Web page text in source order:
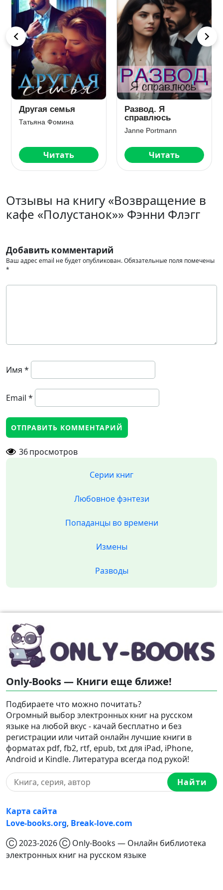
Другая семья
Татьяна Фомина
Читать
Развод. Я
справлюсь
Janne Portmann
Читать
Отзывы на книгу «Возвращение в
кафе «Полустанок»» Фэнни Флэгг
Добавить комментарий
Ваш адрес email не будет опубликован.Обязательные поля помечены
*
Имя *
Email *
36просмотров
Серии книг
Любовное фэнтези
Попаданцы во времени
Измены
Разводы
Only-Books — Книги еще ближе!
Подбираете что можно почитать?
Огромный выбор электронных книг на русском
языке на любой вкус - качай бесплатно и без
регистрации или читай онлайн лучшие книги в
форматах pdf, fb2, rtf, epub, txt для iPad, iPhone,
Android и Kindle. Литература всегда под рукой!
Найти
Карта сайта
Love-books.org, Break-love.com
Ⓒ 2023-2026 Ⓒ Only-Books — Онлайн библиотека
электронных книг на русском языке